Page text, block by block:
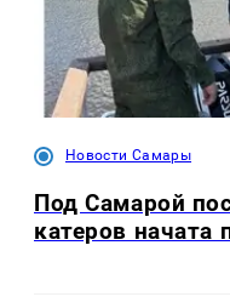
Новости Самары
Под Самарой
катеров начата